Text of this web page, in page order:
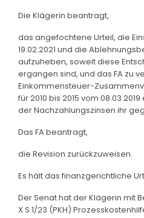
Die Klägerin beantragt,
das angefochtene Urteil, die
19.02.2021 und die
aufzuheben, soweit diese
ergangen sind, und das FA zu
Einkommensteuer-
für 2010 bis 2015 vom
der Nachzahlungszinsen ihr
Das FA beantragt,
die Revision zurückzuweisen.
Es hält das finanzgerichtliche
Der Senat hat der Klägerin mit
X S 1/23 (PKH)